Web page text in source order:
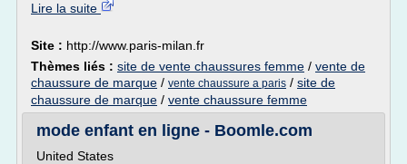
Lire la suite
Site : http://www.paris-milan.fr
Thèmes liés : site de vente chaussures femme / vente de
chaussure de marque / vente chaussure a paris / site de
chaussure de marque / vente chaussure femme
mode enfant en ligne - Boomle.com
United States